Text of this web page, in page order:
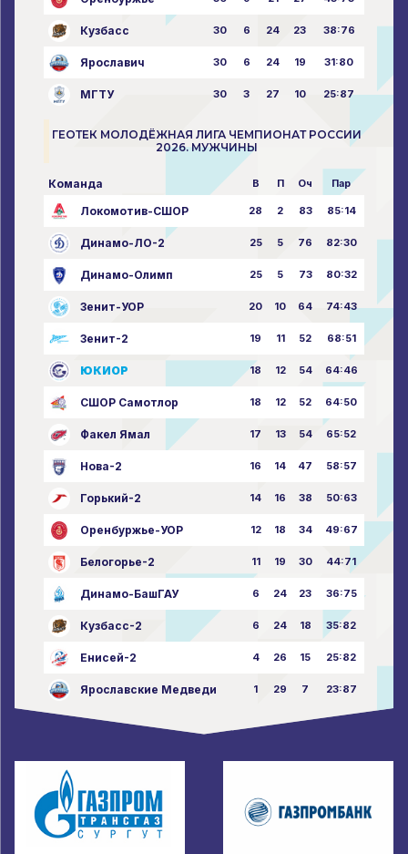
Кузбасс 30 6 24 23 38:76
Ярославич 30 6 24 19 31:80
МГТУ 30 3 27 10 25:87
ГЕОТЕК МОЛОДЁЖНАЯ ЛИГА ЧЕМПИОНАТ РОССИИ
2026. МУЖЧИНЫ
Команда В П Оч Пар
Локомотив-СШОР 28 2 83 85:14
Динамо-ЛО-2 25 5 76 82:30
Динамо-Олимп 25 5 73 80:32
Зенит-УОР 20 10 64 74:43
Зенит-2 19 11 52 68:51
ЮКИОР 18 12 54 64:46
СШОР Самотлор 18 12 52 64:50
Факел Ямал 17 13 54 65:52
Нова-2 16 14 47 58:57
Горький-2 14 16 38 50:63
Оренбуржье-УОР 12 18 34 49:67
Белогорье-2 11 19 30 44:71
Динамо-БашГАУ 6 24 23 36:75
Кузбасс-2 6 24 18 35:82
Енисей-2 4 26 15 25:82
Ярославские Медведи 1 29 7 23:87